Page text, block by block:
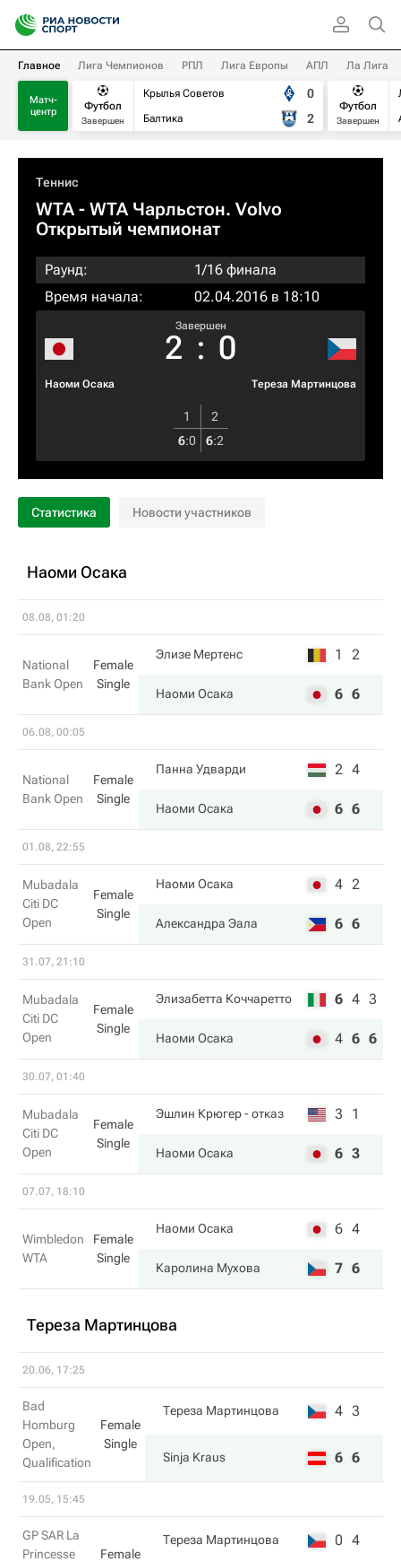
Главное Лига Чемпионов РПЛ Лига Европы АПЛ Ла Лига
Матч-
центр
Футбол
Завершен
Крылья Советов
Балтика
0
2
Футбол
Завершен
Теннис
WTA- WTA Чарльстон. Volvo
Открытый чемпионат
Раунд:
1/16 финала
Время начала:
02.04.2016 в 18:10
Наоми Осака
Завершен
2 : 0
Тереза Мартинцова
1
2
6:0 6:2
Статистика Новости участников
Наоми Осака
08.08, 01:20
National
Bank Open
Female
Single
Элизе Мертенс 1 2
Наоми Осака 6 6
06.08, 00:05
National
Bank Open
Female
Single
Панна Удварди 2 4
Наоми Осака 6 6
01.08, 22:55
Mubadala
Citi DC
Open
Female
Single
Наоми Осака 4 2
Александра Эала 6 6
31.07, 21:10
Mubadala
Citi DC
Open
Female
Single
Элизабетта Коччаретто 6 4 3
Наоми Осака 4 6 6
30.07, 01:40
Mubadala
Citi DC
Open
Female
Single
Эшлин Крюгер- отказ 3 1
Наоми Осака 6 3
07.07, 18:10
Wimbledon
WTA
Female
Single
Наоми Осака 6 4
Каролина Мухова 7 6
Тереза Мартинцова
20.06, 17:25
Bad
Homburg
Open,
Qualification
Female
Single
Тереза Мартинцова 4 3
Sinja Kraus 6 6
19.05, 15:45
GP SAR La
Princesse
Female
Тереза Мартинцова 0 4